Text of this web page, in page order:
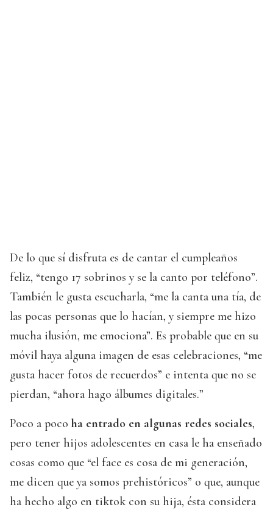
De lo que sí disfruta es de cantar el cumpleaños
feliz, “tengo 17 sobrinos y se la canto por teléfono”.
También le gusta escucharla, “me la canta una tía, de
las pocas personas que lo hacían, y siempre me hizo
mucha ilusión, me emociona”. Es probable que en su
móvil haya alguna imagen de esas celebraciones, “me
gusta hacer fotos de recuerdos” e intenta que no se
pierdan, “ahora hago álbumes digitales.”
Poco a poco ha entrado en algunas redes sociales,
pero tener hijos adolescentes en casa le ha enseñado
cosas como que “el face es cosa de mi generación,
me dicen que ya somos prehistóricos” o que, aunque
ha hecho algo en tiktok con su hija, ésta considera